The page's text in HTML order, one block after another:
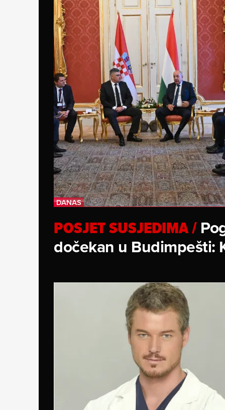
POSJET SUSJEDIMA/
dočekan u Budimpešti: